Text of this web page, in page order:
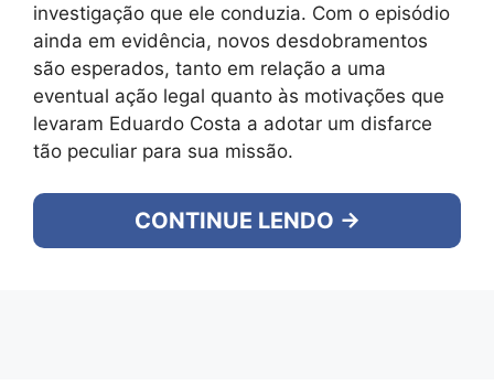
investigação que ele conduzia. Com o episódio
ainda em evidência, novos desdobramentos
são esperados, tanto em relação a uma
eventual ação legal quanto às motivações que
levaram Eduardo Costa a adotar um disfarce
tão peculiar para sua missão.
CONTINUE LENDO →